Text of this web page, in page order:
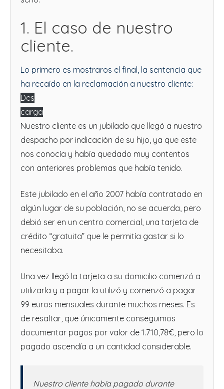
1. El caso de nuestro
cliente.
Lo primero es mostraros el final, la sentencia que
ha recaído en la reclamación a nuestro cliente:
Des
carga
Nuestro cliente es un jubilado que llegó a nuestro
despacho por indicación de su hijo, ya que este
nos conocía y había quedado muy contentos
con anteriores problemas que había tenido.
Este jubilado en el año 2007 había contratado en
algún lugar de su población, no se acuerda, pero
debió ser en un centro comercial, una tarjeta de
crédito “gratuita” que le permitía gastar si lo
necesitaba.
Una vez llegó la tarjeta a su domicilio comenzó a
utilizarla y a pagar la utilizó y comenzó a pagar
99 euros mensuales durante muchos meses. Es
de resaltar, que únicamente conseguimos
documentar pagos por valor de 1.710,78€, pero lo
pagado ascendía a un cantidad considerable.
Nuestro cliente había pagado durante